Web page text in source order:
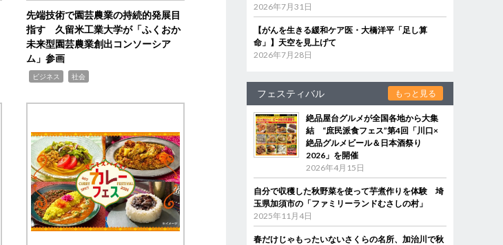
先端技術で園芸農業の持続的発展目
指す 久留米工業大学が「ふくおか
未来型園芸農業創出コンソーシア
ム」参画
ビジネス 社会
2026年7月31日
【がんを生きる緩和ケア医・大橋洋平「足し算
命」】天空を見上げて
2026年7月28日
フェスティバル もっと見る
絶品屋台グルメが全国各地から大集
結 “庶民派食フェス”第4回「川口×
絶品グルメビール＆日本酒祭り
2026」を開催
2026年4月15日
自分で収穫した秋野菜を使って芋煮作りを体験 埼
玉県加須市の「ファミリーランドむさしの村」
2025年11月4日
春だけじゃもったいないさくらの名所、加治川で秋